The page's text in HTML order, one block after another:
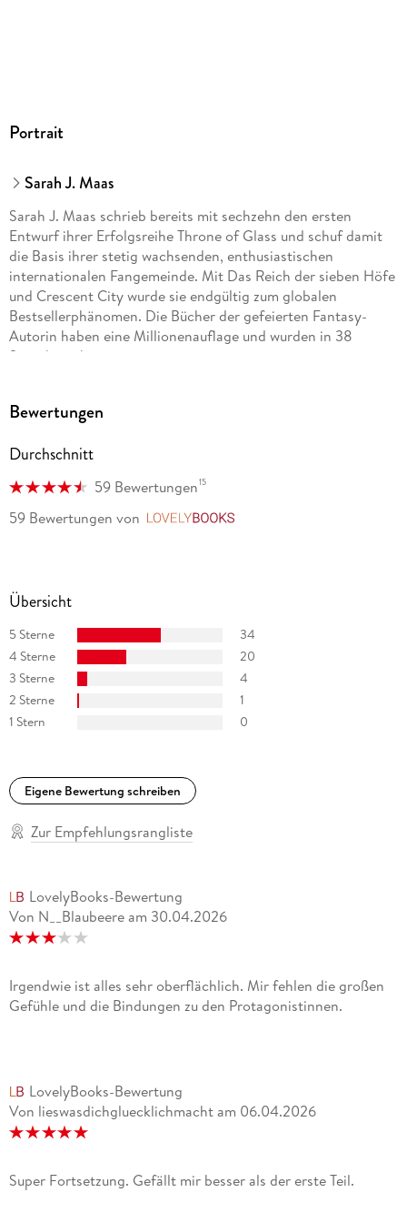
GTIN
Portrait
Sarah J. Maas
Sarah J. Maas schrieb bereits mit sechzehn den ersten
Entwurf ihrer Erfolgsreihe Throne of Glass und schuf damit
die Basis ihrer stetig wachsenden, enthusiastischen
internationalen Fangemeinde. Mit Das Reich der sieben Höfe
und Crescent City wurde sie endgültig zum globalen
Bestsellerphänomen. Die Bücher der gefeierten Fantasy-
Autorin haben eine Millionenauflage und wurden in 38
Sprachen übersetzt.
Bewertungen
Durchschnitt
59 Bewertungen15
59 Bewertungen von
Übersicht
5 Sterne
34
4 Sterne
20
3 Sterne
4
2 Sterne
1
1 Stern
0
Eigene Bewertung schreiben
Zur Empfehlungsrangliste
LovelyBooks-Bewertung
Von N__Blaubeere am 30.04.2026
Irgendwie ist alles sehr oberflächlich. Mir fehlen die großen
Gefühle und die Bindungen zu den Protagonistinnen.
LovelyBooks-Bewertung
Von lieswasdichgluecklichmacht am 06.04.2026
Super Fortsetzung. Gefällt mir besser als der erste Teil.